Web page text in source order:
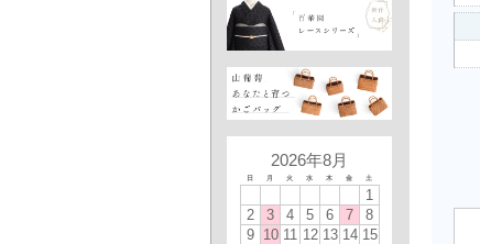
2026年8月
日 月 火 水 木 金 土
1
2
3 4 5 6 7
8
9 10 11 12 13 14 15